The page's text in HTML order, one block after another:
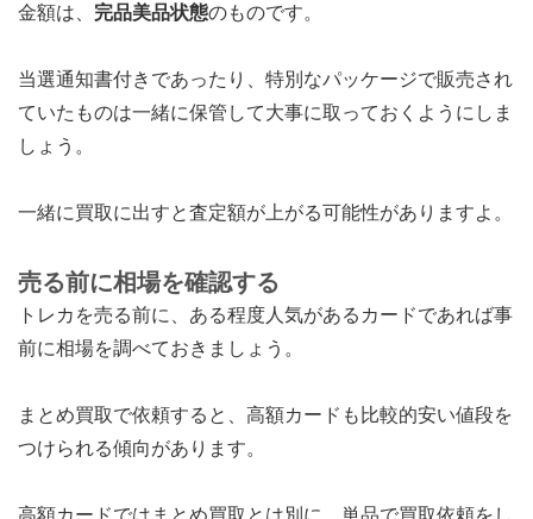
金額は、 完品美品状態のものです。
当選通知書付きであったり、特別なパッケージで販売され
ていたものは一緒に保管して大事に取っておくようにしま
しょう。
一緒に買取に出すと査定額が上がる可能性がありますよ。
売る前に相場を確認する
トレカを売る前に、ある程度人気があるカードであれば事
前に相場を調べておきましょう。
まとめ買取で依頼すると、高額カードも比較的安い値段を
つけられる傾向があります。
高額カードではまとめ買取とは別に、単品で買取依頼をし